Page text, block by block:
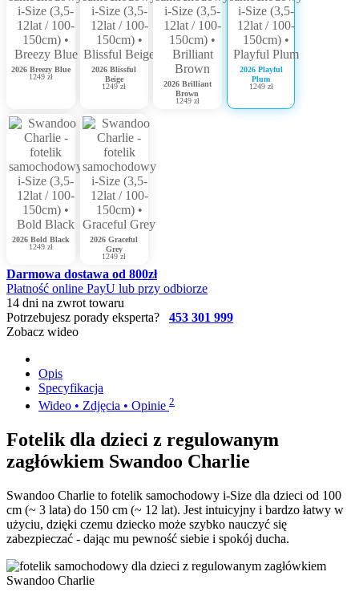
2026 Breezy Blue
1249 zł
2026 Blissful
Beige
1249 zł
2026 Brilliant
Brown
1249 zł
2026 Playful
Plum
1249 zł
2026 Bold Black
1249 zł
2026 Graceful
Grey
1249 zł
Darmowa dostawa od 800zł
Płatność online PayU lub przy odbiorze
14 dni na zwrot towaru
Potrzebujesz porady eksperta? 453 301 999
Zobacz wideo
Opis
Specyfikacja
Wideo • Zdjęcia • Opinie 2
Fotelik dla dzieci z regulowanym
zagłówkiem Swandoo Charlie
Swandoo Charlie to fotelik samochodowy i-Size dla dzieci od 100
cm (~ 3 lata) do 150 cm (~ 12 lat). Jest intuicyjny i bardzo łatwy w
użyciu, dzięki czemu dziecko może szybko nauczyć się
zabezpieczać - dając mu pewność siebie i spokój ducha.